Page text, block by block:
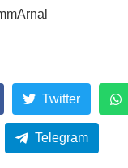
Twitter
Telegram